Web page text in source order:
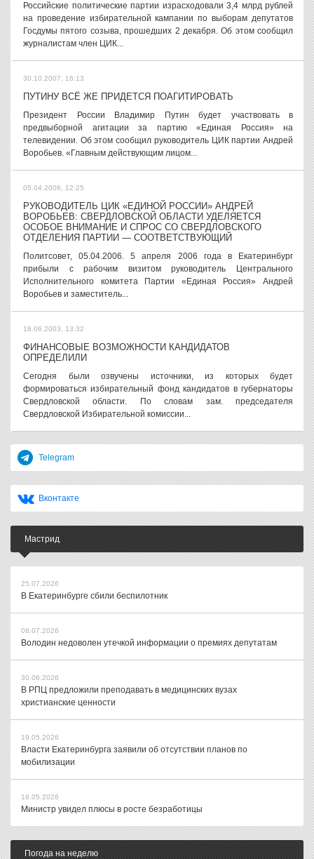
Российские политические партии израсходовали 3,4 млрд рублей
на проведение избирательной кампании по выборам депутатов
Госдумы пятого созыва, прошедших 2 декабря. Об этом сообщил
журналистам член ЦИК...
30.10.2007, 16:13
ПУТИНУ ВСЁ ЖЕ ПРИДЕТСЯ ПОАГИТИРОВАТЬ
Президент России Владимир Путин будет участвовать в
предвыборной агитации за партию «Единая Россия» на
телевидении. Об этом сообщил руководитель ЦИК партии Андрей
Воробьев. «Главным действующим лицом...
05.04.2006, 12:25
РУКОВОДИТЕЛЬ ЦИК «ЕДИНОЙ РОССИИ» АНДРЕЙ
ВОРОБЬЕВ: СВЕРДЛОВСКОЙ ОБЛАСТИ УДЕЛЯЕТСЯ
ОСОБОЕ ВНИМАНИЕ И СПРОС СО СВЕРДЛОВСКОГО
ОТДЕЛЕНИЯ ПАРТИИ — СООТВЕТСТВУЮЩИЙ
Политсовет, 05.04.2006. 5 апреля 2006 года в Екатеринбург
прибыли с рабочим визитом руководитель Центрального
Исполнительного комитета Партии «Единая Россия» Андрей
Воробьев и заместитель...
18.06.2003, 13:32
ФИНАНСОВЫЕ ВОЗМОЖНОСТИ КАНДИДАТОВ
ОПРЕДЕЛИЛИ
Сегодня были озвучены источники, из которых будет
формироваться избирательный фонд кандидатов в губернаторы
Свердловской области. По словам зам. председателя
Свердловской Избирательной комиссии...
Telegram
Вконтакте
Мастрид
25.07.2026
В Екатеринбурге сбили беспилотник
08.07.2026
Володин недоволен утечкой информации о премиях депутатам
30.06.2026
В РПЦ предложили преподавать в медицинских вузах
христианские ценности
19.05.2026
Власти Екатеринбурга заявили об отсутствии планов по
мобилизации
18.05.2026
Министр увидел плюсы в росте безработицы
Погода на неделю